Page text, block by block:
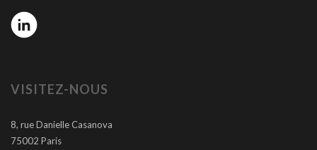
VISITEZ-NOUS
8, rue Danielle Casanova
75002 Paris